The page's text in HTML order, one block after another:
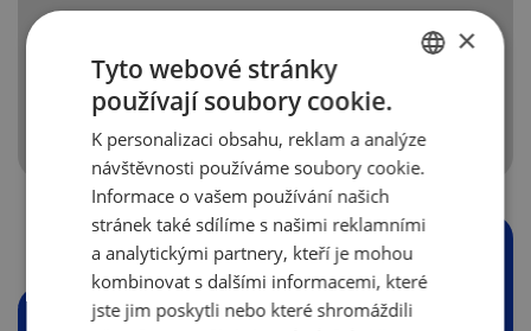
MasterCard
PŘÍLOHY
ENGLISH
×
Tyto webové stránky
používají soubory cookie.
K personalizaci obsahu, reklam a analýze
návštěvnosti používáme soubory cookie.
Informace o vašem používání našich
stránek také sdílíme s našimi reklamními
a analytickými partnery, kteří je mohou
kombinovat s dalšími informacemi, které
jste jim poskytli nebo které shromáždili